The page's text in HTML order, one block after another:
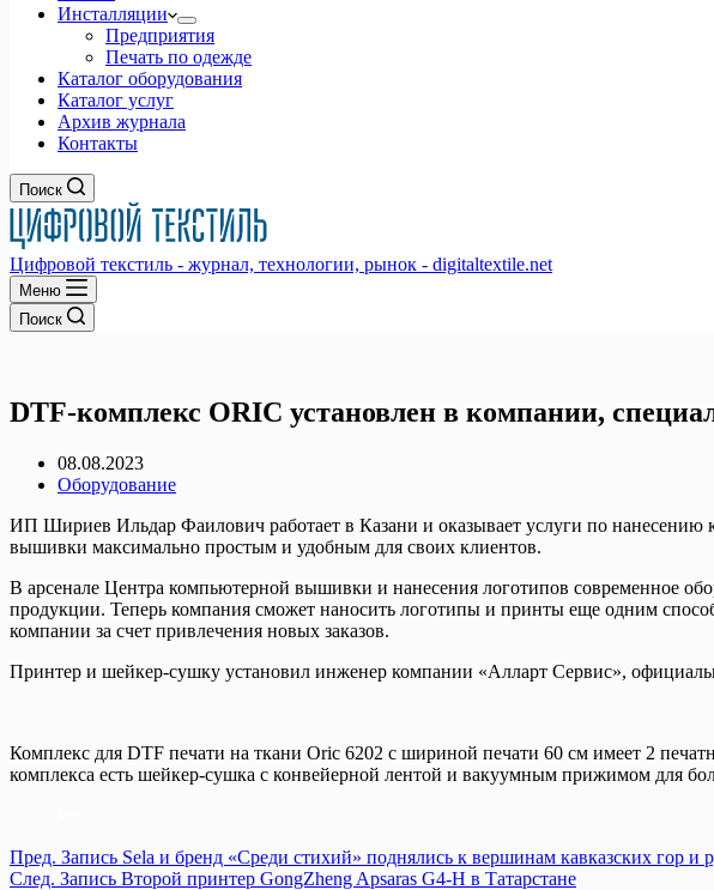
Инсталляции
Предприятия
Печать по одежде
Каталог оборудования
Каталог услуг
Архив журнала
Контакты
Поиск
Цифровой текстиль - журнал, технологии, рынок - digitaltextile.net
Меню
Поиск
DTF-комплекс ORIC установлен в компании,
08.08.2023
Оборудование
ИП Шириев Ильдар Фаилович работает в Казани и оказывает услуги по
вышивки максимально простым и удобным для своих клиентов.
В арсенале Центра компьютерной вышивки и нанесения логотипов современное
продукции. Теперь компания сможет наносить логотипы и принты еще одним
компании за счет привлечения новых заказов.
Принтер и шейкер-сушку установил инженер компании «Алларт Сервис»,
Комплекс для DTF печати на ткани Oric 6202 с шириной печати 60 см имеет 2
комплекса есть шейкер-сушка с конвейерной лентой и вакуумным прижимом для
Пред. Запись Sela и бренд «Среди стихий» поднялись к вершинам кавказских гор и
След. Запись Второй принтер GongZheng Apsaras G4-H в Татарстане